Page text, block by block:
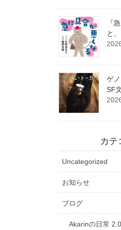
『
と
ゲ
SF
カテ
Uncategorized
お知らせ
ブログ
Akarinの日常 2.0